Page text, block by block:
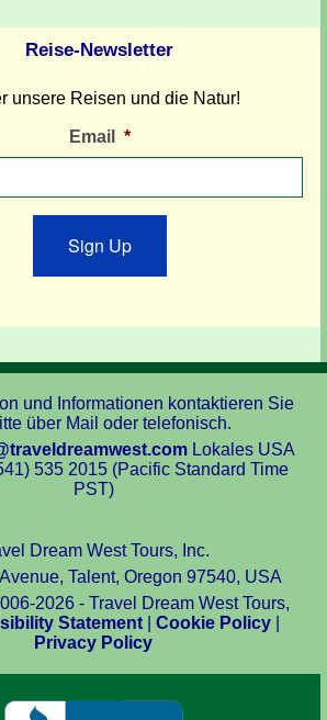
Reise-Newsletter
unsere Reisen und die Natur!
Email *
Sign Up
und Informationen kontaktieren Sie
über Mail oder telefonisch.
Lokales USA
535 2015 (Pacific Standard Time
PST)
Dream West Tours, Inc.
Talent, Oregon 97540, USA
2026 - Travel Dream West Tours,
Statement |Cookie Policy
Privacy Policy